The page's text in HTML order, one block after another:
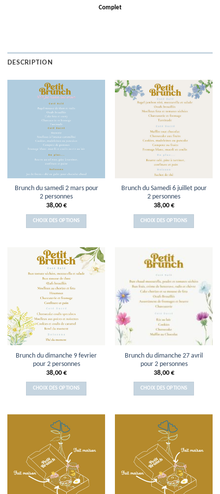
Complet
DESCRIPTION
Brunch du samedi 2 mars pour
2 personnes
38,00 €
CHOIX DES OPTIONS
Brunch du Samedi 6 juillet pour
2 personnes
38,00 €
CHOIX DES OPTIONS
Brunch du dimanche 9 fevrier
pour 2 personnes
38,00 €
CHOIX DES OPTIONS
Brunch du dimanche 27 avril
pour 2 personnes
38,00 €
CHOIX DES OPTIONS